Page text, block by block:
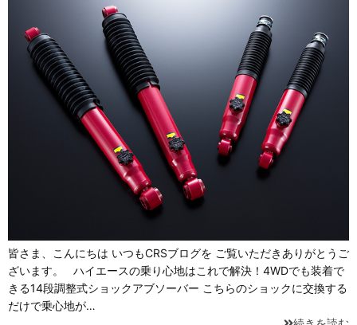
皆さま、こんにちは いつもCRSブログを ご覧いただきありがとうご
ざいます。 ハイエースの乗り心地はこれで解決！4WDでも装着で
きる14段調整式ショックアブソーバー こちらのショックに交換する
だけで乗心地が…